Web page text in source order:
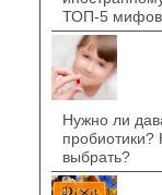
ТОП-5 мифов
Нужно ли
пробиотики?
выбрать?